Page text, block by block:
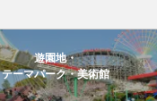
遊園地・
テーマパーク・美術館